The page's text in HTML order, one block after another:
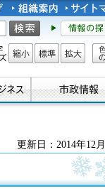
文字サイズ
縮小 標準 拡大
更新日：2014年12